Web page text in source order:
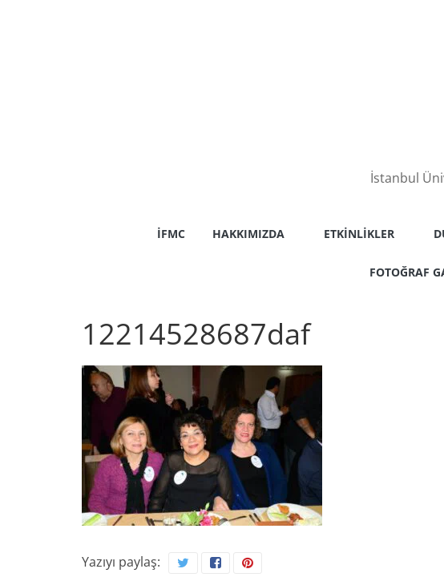
İstanbul
İFMC HAKKIMIZDA ETKINLIKLER
FOTOĞRAF
12214528687daf
Yazıyı paylaş: